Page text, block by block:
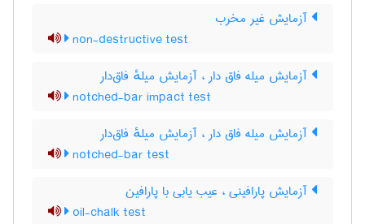
آزمایش غیر مخرب
non-destructive test
آزمایش میله فاق دار ، آزمایش میلهٔ فاق‌دار
notched-bar impact test
آزمایش میله فاق دار ، آزمایش میلهٔ فاق‌دار
notched-bar test
آزمایش پارافینی ، عیب یابی با پارافین
oil-chalk test